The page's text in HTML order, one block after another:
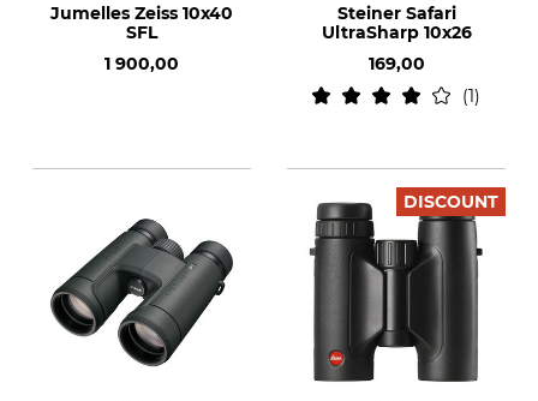
Jumelles Zeiss 10x40
SFL
1 900,00
Steiner Safari
UltraSharp 10x26
169,00
1
DISCOUNT